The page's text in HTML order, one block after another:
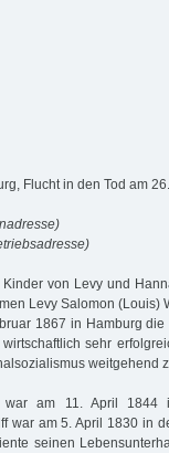
Flucht in den Tod am
von Levy und
Levy Salomon (Louis)
1867 in Hamburg
sehr
weitgehend
war am 11. April 1844
war am 5. April 1830 in
seinen